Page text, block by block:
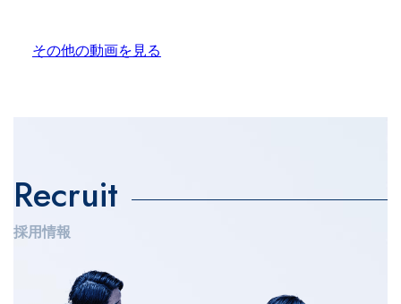
その他の動画を見る
Recruit
採用情報